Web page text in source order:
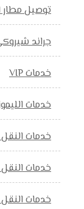
توصيل مطار
جراند
خدمات VIP
خدمات
خدمات
خدمات
خدمات